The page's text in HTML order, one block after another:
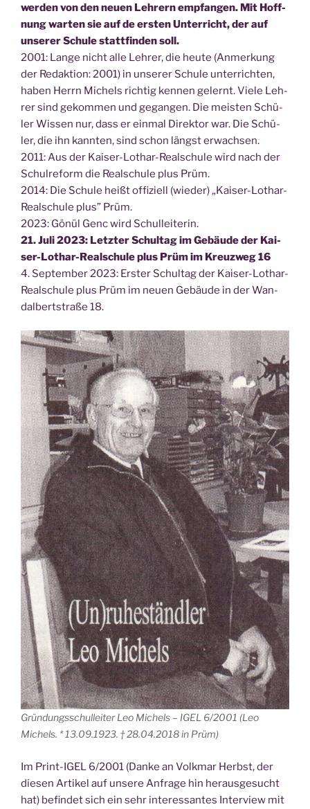
wer­den von den neu­en Leh­rern emp­fan­gen. Mit Hoff­
nung war­ten sie auf de ers­ten Unter­richt, der auf
unse­rer Schu­le statt­fin­den soll.
2001: Lan­ge nicht alle Leh­rer, die heu­te (Anmer­kung
der Redak­ti­on: 2001) in unse­rer Schu­le unter­rich­ten,
haben Herrn Michels rich­tig ken­nen gelernt. Vie­le Leh­
rer sind gekom­men und gegan­gen. Die meis­ten Schü­
ler Wis­sen nur, dass er ein­mal Direk­tor war. Die Schü­
ler, die ihn kann­ten, sind schon längst erwachsen.
2011: Aus der Kai­ser-Lothar-Real­schu­le wird nach der
Schul­re­form die Real­schu­le plus Prüm.
2014: Die Schu­le heißt offi­zi­ell (wie­der) „Kai­ser-Lothar-
Real­schu­le plus” Prüm.
2023: Gönül Genc wird Schulleiterin.
21. Juli 2023: Letz­ter Schul­tag im Gebäu­de der Kai­
ser-Lothar-Real­schu­le plus Prüm im Kreuz­weg 16
4. Sep­tem­ber 2023: Ers­ter Schul­tag der Kai­ser-Lothar-
Real­schu­le plus Prüm im neu­en Gebäu­de in der Wan­
dal­bert­stra­ße 18.
Grün­dungs­schul­lei­ter Leo Michels – IGEL 6/2001 (Leo
Michels. * 13.09.1923. † 28.04.2018 in Prüm)
Im Print-IGEL 6/2001 (Dan­ke an Volk­mar Herbst, der
die­sen Arti­kel auf unse­re Anfra­ge hin her­aus­ge­sucht
hat) befin­det sich ein sehr inter­es­san­tes Inter­view mit